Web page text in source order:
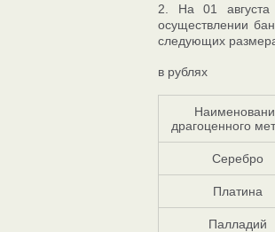
2. На 01 августа
осуществлении
следующих
в рублях
драгоценного
Серебро
Платина
Палладий